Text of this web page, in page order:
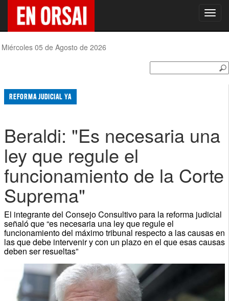
Miércoles 05 de Agosto de 2026
REFORMA JUDICIAL YA
Beraldi: "Es necesaria una
ley que regule el
funcionamiento de la Corte
Suprema"
El integrante del Consejo Consultivo para la reforma judicial
señaló que “es necesaria una ley que regule el
funcionamiento del máximo tribunal respecto a las causas en
las que debe intervenir y con un plazo en el que esas causas
deben ser resueltas”